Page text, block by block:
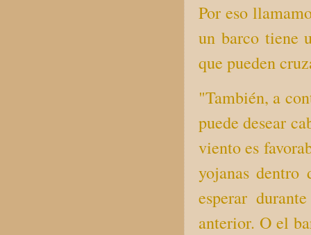
Por eso
un barco tiene
que pueden
"También, a
puede desear
viento es
yojanas
esperar
anterior. O el